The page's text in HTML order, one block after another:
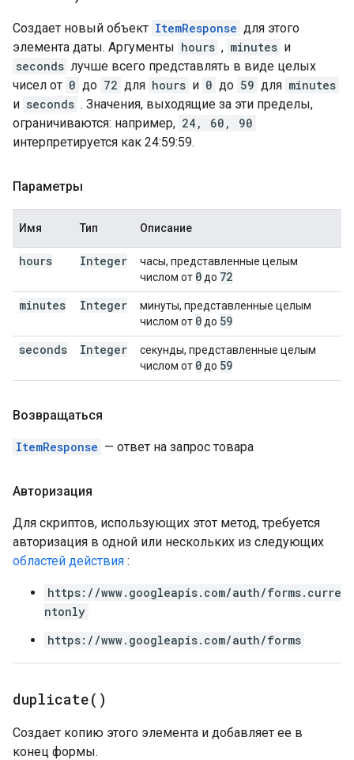
Создает новый объект ItemResponse для этого
элемента даты. Аргументы hours , minutes и
seconds лучше всего представлять в виде целых
чисел от 0 до 72 для hours и 0 до 59 для minutes
и seconds . Значения, выходящие за эти пределы,
ограничиваются: например, 24, 60, 90
интерпретируется как 24:59:59.
Параметры
Имя Тип Описание
hours Integer
часы, представленные целым
числом от 0 до 72
minutes
Integer
минуты, представленные целым
числом от 0 до 59
seconds
Integer
секунды, представленные целым
числом от 0 до 59
Возвращаться
ItemResponse — ответ на запрос товара
Авторизация
Для скриптов, использующих этот метод, требуется
авторизация в одной или нескольких из следующих
областей действия :
https://www.googleapis.com/auth/forms.curre
ntonly
https://www.googleapis.com/auth/forms
duplicate( )
Создает копию этого элемента и добавляет ее в
конец формы.